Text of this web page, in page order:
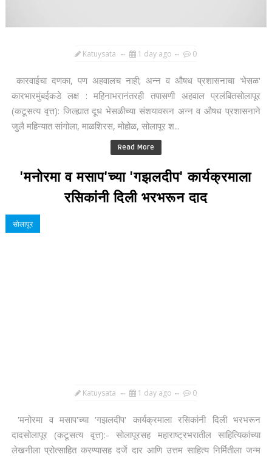
Katuysata 1 day ago 0
कारवाईचा दणका, पण अहवालच नाही; अन्न व औषध प्रशासनाचा 'भेसळ'
कारभारमुंबईकडे लक्ष : महिनाभरानंतरही तपासणी अहवाल प्रलंबितसोलापूर
(कटूसत्य वृत्त): जिल्ह्यात दूध भेसळीच्या संशयावरून अन्न व औषध प्रशासनाने
जुलै महिन्यात सांगोला, माळशिरस, मोहोळ, सोलापूर श...
Read More
'मनोरमा व मसाप'च्या 'गझलदीप' कार्यक्रमाला
रसिकांनी दिली भरभरून दाद
सोलापूर
Katuysata 1 day ago 0
'मनोरमा व मसाप'च्या 'गझलदीप' कार्यक्रमाला रसिकांनी दिली भरभरून
दादसोलापूर (कटूसत्य वृत्त):- सोलापूरसह महाराष्ट्रभरातील साहित्यिकांच्या
लेखनीला प्रोत्साहित करण्यासह दर्जे दार आणि उत्तम साहित्य निर्मितीला जन्म